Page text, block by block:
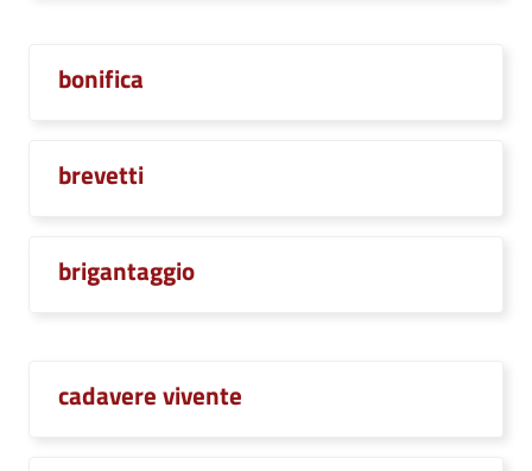
bonifica
brevetti
brigantaggio
cadavere vivente